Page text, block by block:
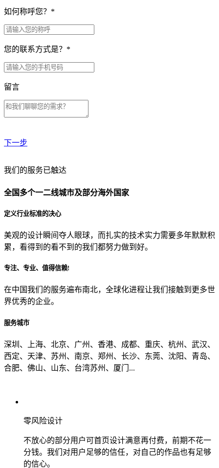
如何称呼您？ *
您的联系方式是？ *
留言
下一步
贵公司预算范围是？
贵公司的团队规模是？
目前主要的营销渠道是？
我们的服务已触达
全国多个一二线城市及部分海外国家
定义行业标准的决心
美观的设计瞬间夺人眼球，而扎实的技术实力需要多年默默积
累，看得到的看不到的我们都努力做到好。
专注、专业、值得信赖!
在中国我们的服务遍布南北，全球化进程让我们接触到更多世
界优秀的企业。
服务城市
深圳、上海、北京、广州、香港、成都、重庆、杭州、武汉、
西定、天津、苏州、南京、郑州、长沙、东莞、沈阳、青岛、
合肥、佛山、山东、台湾苏州、厦门...
零风险设计
不放心的部分用户可首页设计满意再付费，前期不花一
分钱。我们对用户足够的信任，对自己的作品也有足够
的信心。